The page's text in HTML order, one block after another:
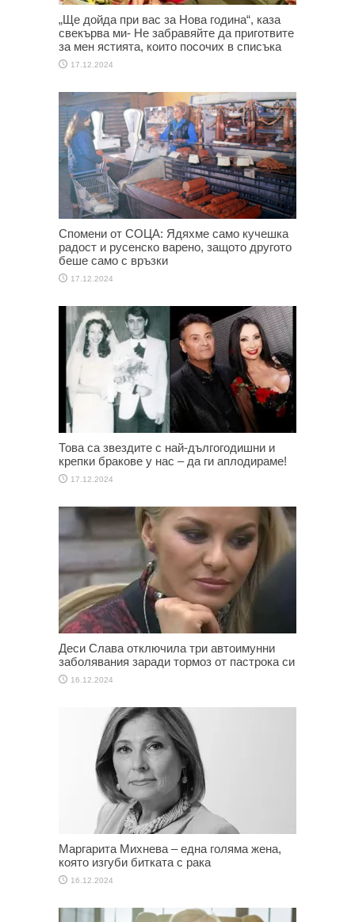
„Ще дойда при вас за Нова година“, каза
свекърва ми- Не забравяйте да приготвите
за мен ястията, които посочих в списъка
17.12.2024
Спомени от СОЦА: Ядяхме само кучешка
радост и русенско варено, защото другото
беше само с връзки
17.12.2024
Това са звездите с най-дългогодишни и
крепки бракове у нас – да ги аплодираме!
17.12.2024
Деси Слава отключила три автоимунни
заболявания заради тормоз от пастрока си
16.12.2024
Маргарита Михнева – една голяма жена,
която изгуби битката с рака
16.12.2024